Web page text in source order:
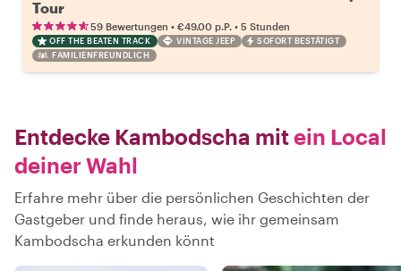
Tour
59 Bewertungen • €49.00 p.P. • 5 Stunden
OFF THE BEATEN TRACK VINTAGE JEEP
SOFORT BESTÄTIGT
FAMILIENFREUNDLICH
Entdecke Kambodscha mitein Local
deiner Wahl
Erfahre mehr über die persönlichen Geschichten der
Gastgeber und finde heraus, wie ihr gemeinsam
Kambodscha erkunden könnt